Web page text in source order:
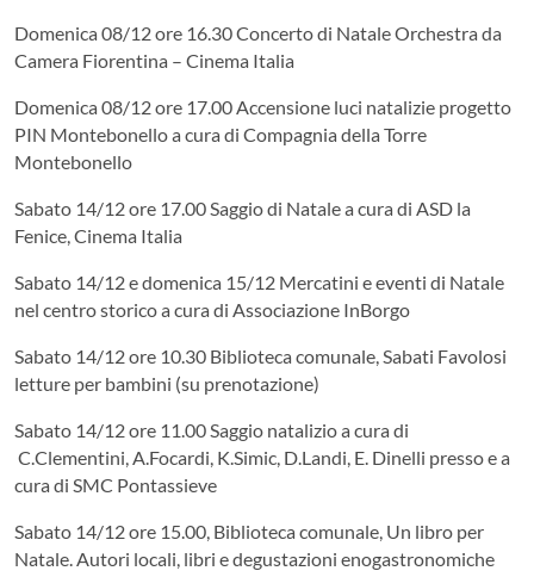
Domenica 08/12 ore 16.30 Concerto di Natale Orchestra da
Camera Fiorentina – Cinema Italia
Domenica 08/12 ore 17.00 Accensione luci natalizie progetto
PIN Montebonello a cura di Compagnia della Torre
Montebonello
Sabato 14/12 ore 17.00 Saggio di Natale a cura di ASD la
Fenice, Cinema Italia
Sabato 14/12 e domenica 15/12 Mercatini e eventi di Natale
nel centro storico a cura di Associazione InBorgo
Sabato 14/12 ore 10.30 Biblioteca comunale, Sabati Favolosi
letture per bambini (su prenotazione)
Sabato 14/12 ore 11.00 Saggio natalizio a cura di
C.Clementini, A.Focardi, K.Simic, D.Landi, E. Dinelli presso e a
cura di SMC Pontassieve
Sabato 14/12 ore 15.00, Biblioteca comunale, Un libro per
Natale. Autori locali, libri e degustazioni enogastronomiche